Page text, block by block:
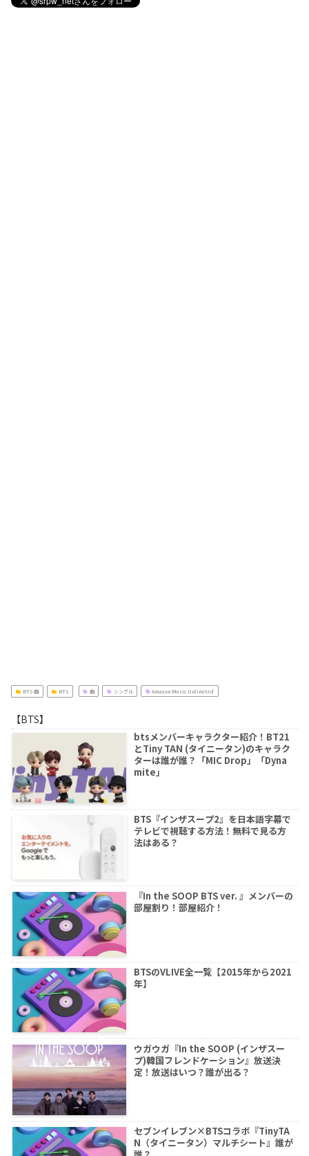
BTS 曲 BTS 曲 シングル Amazon Music Unlimited
【BTS】
btsメンバーキャラクター紹介！BT21
とTiny TAN (タイニータン)のキャラク
ターは誰が誰？「MIC Drop」「Dyna
mite」
BTS『インザスープ2』を日本語字幕で
テレビで視聴する方法！無料で見る方
法はある？
『In the SOOP BTS ver. 』メンバーの
部屋割り！部屋紹介！
BTSのVLIVE全一覧【2015年から2021
年】
ウガウガ『In the SOOP (インザスー
プ)韓国フレンドケーション』放送決
定！放送はいつ？誰が出る？
セブンイレブン×BTSコラボ『TinyTA
N（タイニータン）マルチシート』誰が